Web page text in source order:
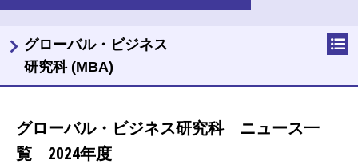
グローバル・ビジネス研究科 ニュース一
覧 2024年度
グローバル・ビジネス
研究科 (MBA)